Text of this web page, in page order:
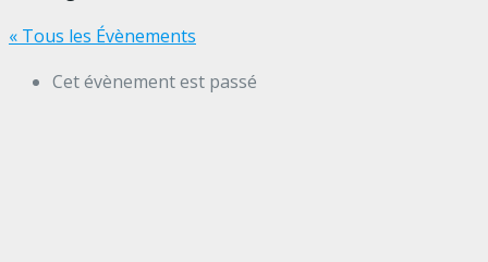
« Tous les Évènements
Cet évènement est passé